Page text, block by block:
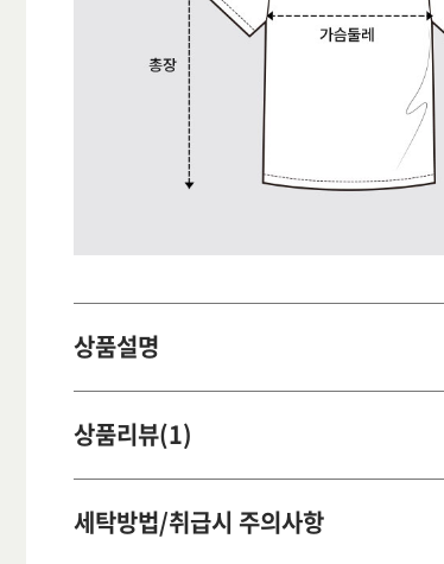
상품설명
상품리뷰(1)
세탁방법/취급시 주의사항